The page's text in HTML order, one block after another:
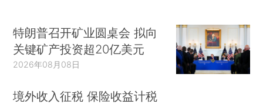
特朗普召开矿业圆桌会 拟向
关键矿产投资超20亿美元
2026年08月08日
境外收入征税 保险收益计税